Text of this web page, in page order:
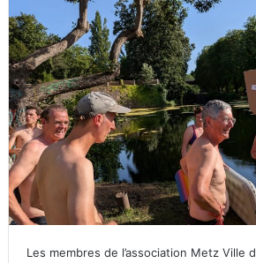
Les membres de l’association Metz Ville